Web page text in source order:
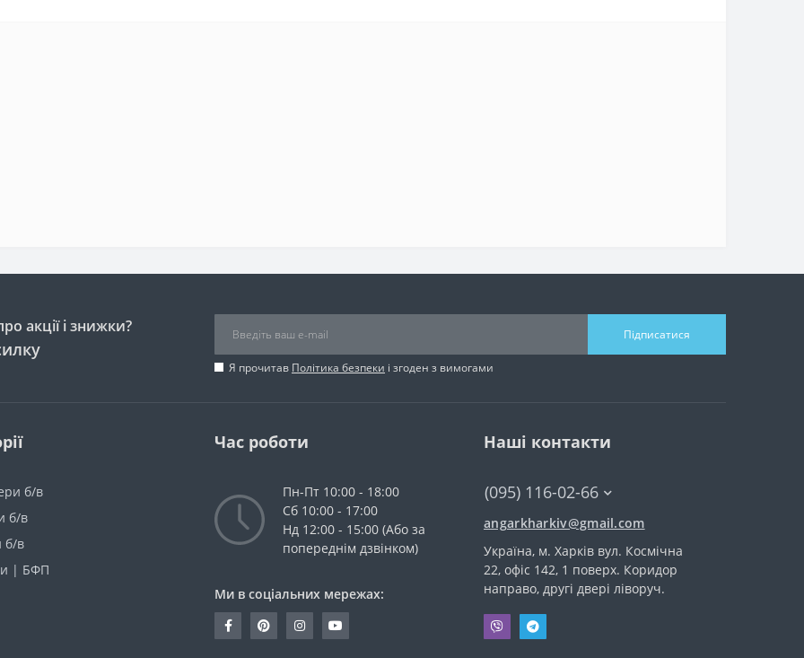
акції і знижки? Підписатися
Я прочитав Політика безпеки і згоден з вимогами
б/в
б/в
б/в
| БФП
Час роботи
Пн-Пт 10:00 - 18:00
Сб 10:00 - 17:00
Нд 12:00 - 15:00 (Або за
попереднім дзвінком)
Ми в соціальних мережах:
Наші контакти
(095) 116-02-66
angarkharkiv@gmail.com
Україна, м. Харків вул. Космічна
22, офіс 142, 1 поверх. Коридор
направо, другі двері ліворуч.